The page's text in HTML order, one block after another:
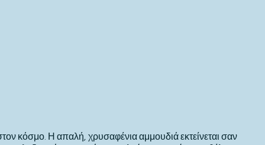
κόσμο. Η απαλή, χρυσαφένια αμμουδιά εκτείνεται σαν